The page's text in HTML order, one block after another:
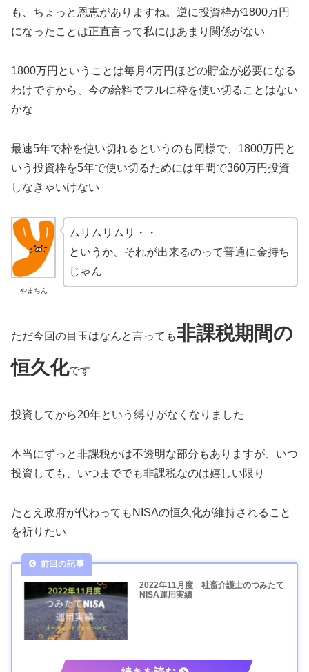
も、ちょっと恩恵がありますね。逆に投資枠が1800万円
になったことは正直言って私にはあまり関係がない
1800万円ということは毎月4万円ほどの貯金が必要になる
わけですから、今の給料でフルに枠を使い切ることはない
かな
最速5年で枠を使い切れるというのも同様で、1800万円と
いう投資枠を5年で使い切るためには年間で360万円投資
しなきゃいけない
やまちん
ムリムリムリ・・
というか、それが出来るのって普通に金持ち
じゃん
ただ今回の目玉はなんと言っても非課税期間の
恒久化です
投資してから20年という縛りがなくなりました
本当にずっと非課税かは不透明な部分もありますが、いつ
投資しても、いつまででも非課税なのは嬉しい限り
たとえ政府が代わってもNISAの恒久化が維持されること
を祈りたい
2022年11月度 社畜介護士のつみたて
NISA運用実績